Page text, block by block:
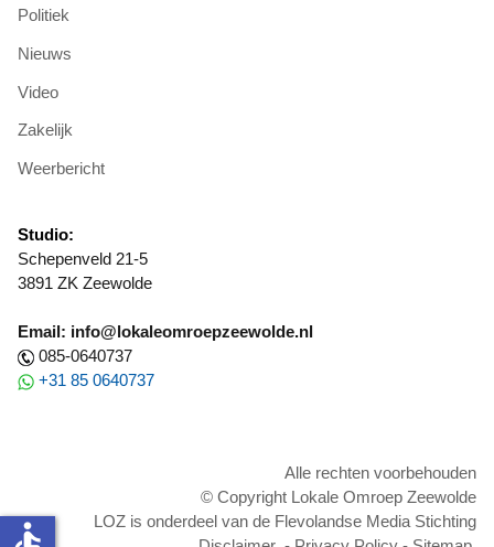
Politiek
Nieuws
Video
Zakelijk
Weerbericht
Studio:
Schepenveld 21-5
3891 ZK Zeewolde
Email: info@lokaleomroepzeewolde.nl
085-0640737
+31 85 0640737
Alle rechten voorbehouden
© Copyright Lokale Omroep Zeewolde
LOZ is onderdeel van de Flevolandse Media Stichting